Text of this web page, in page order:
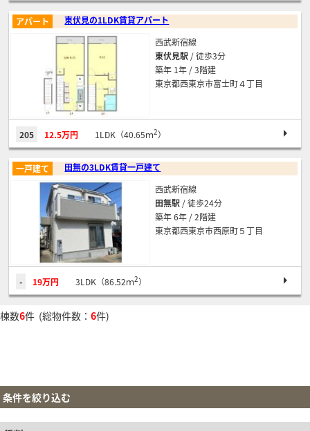
東伏見の1LDK賃貸アパート
アパート
西武新宿線
東伏見駅 / 徒歩3分
築年 1年 / 3階建
東京都西東京市富士町４丁目
205 12.5万円 1LDK（40.65ｍ2）
田無の3LDK賃貸一戸建て
一戸建て
西武新宿線
田無駅 / 徒歩24分
築年 6年 / 2階建
東京都西東京市西原町５丁目
- 19万円 3LDK（86.52ｍ2）
棟数6件 (総物件数： 6件)
条件を絞り込む